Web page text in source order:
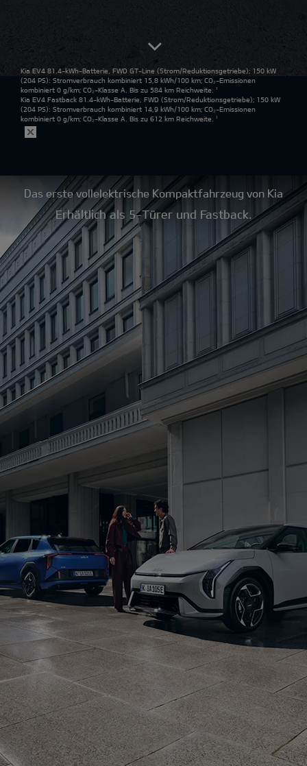
Kia EV4 81.4-kWh-Batterie, FWD GT-Line (Strom/Reduktionsgetriebe); 150 kW
(204 PS): Stromverbrauch kombiniert 15,8 kWh/100 km; CO₂-Emissionen
kombiniert 0 g/km; CO₂-Klasse A. Bis zu 584 km Reichweite. ¹
Kia EV4 Fastback 81.4-kWh-Batterie, FWD (Strom/Reduktionsgetriebe); 150 kW
(204 PS): Stromverbrauch kombiniert 14,9 kWh/100 km; CO₂-Emissionen
kombiniert 0 g/km; CO₂-Klasse A. Bis zu 612 km Reichweite. ¹
Das erste vollelektrische Kompaktfahrzeug von Kia
Erhältlich als 5-Türer und Fastback.